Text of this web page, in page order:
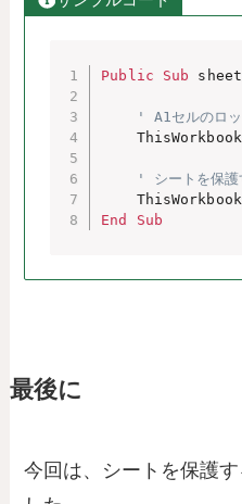
Public Sub
' A1セルのロ
    ThisWorkbook
' シートを保護
    ThisWorkbook
End
Sub
最後に
今回は、シートを保護